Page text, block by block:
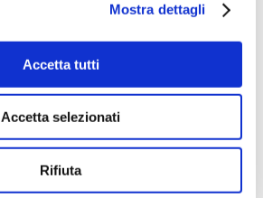
Mostra dettagli
Accetta tutti
Accetta selezionati
Rifiuta